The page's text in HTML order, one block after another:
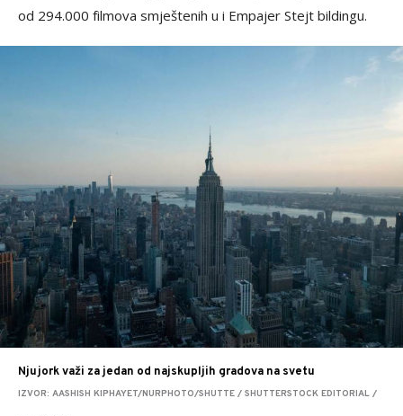
od 294.000 filmova smještenih u i Empajer Stejt bildingu.
Njujork važi za jedan od najskupljih gradova na svetu
IZVOR: AASHISH KIPHAYET/NURPHOTO/SHUTTE / SHUTTERSTOCK EDITORIAL /